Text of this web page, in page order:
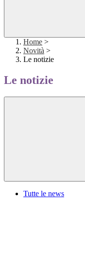
Home >
Novità >
Le notizie
Le notizie
Tutte le news